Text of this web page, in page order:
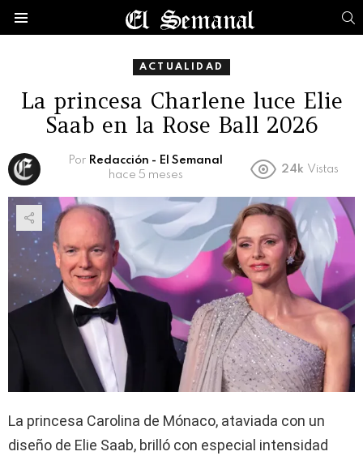
ACTUALIDAD
La princesa Charlene luce Elie
Saab en la Rose Ball 2026
Por Redacción - El Semanal
hace 5 meses
24k Vistas
La princesa Carolina de Mónaco, ataviada con un
diseño de Elie Saab, brilló con especial intensidad